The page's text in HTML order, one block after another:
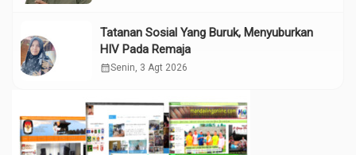
Tatanan Sosial Yang Buruk, Menyuburkan
HIV Pada Remaja
calendar_monthSenin, 3 Agt 2026